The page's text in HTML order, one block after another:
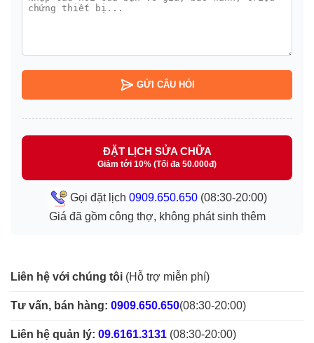
GỬI CÂU HỎI
ĐẶT LỊCH SỬA CHỮA
Giảm tới 10% (Tối đa 50.000đ)
Gọi đặt lịch 0909.650.650(08:30-20:00)
Giá đã gồm công thợ, không phát sinh thêm
Liên hệ với chúng tôi (Hỗ trợ miễn phí)
Tư vấn, bán hàng: 0909.650.650(08:30-20:00)
Liên hệ quản lý: 09.6161.3131 (08:30-20:00)